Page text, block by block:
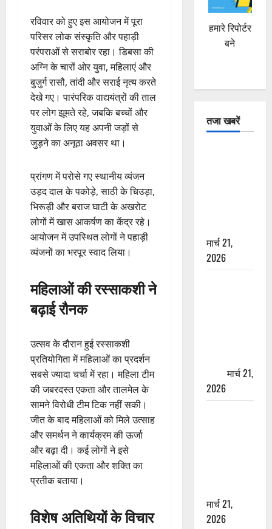
रविवार को हुए इस आयोजन में पूरा
परिसर लोक संस्कृति और पहाड़ी
परंपराओं से सराबोर रहा। डिबसा की
अग्नि के चारों ओर युवा, महिलाएं और
बुजुर्ग रासौ, तांदी और सराई नृत्य करते
देखे गए। पारंपरिक वाद्ययंत्रों की ताल
पर लोग झूमते रहे, जबकि बच्चों और
युवाओं के लिए यह अपनी जड़ों से
जुड़ने का अनूठा अवसर था।
प्रांगण में परोसे गए स्थानीय व्यंजन
उड़द दाल के पकोड़े, साठी के चिउड़ा,
भिरूड़ी और बराज घाटी के अखरोट
लोगों में खास आकर्षण का केंद्र रहे।
आयोजन में उपस्थित लोगों ने पहाड़ी
व्यंजनों का भरपूर स्वाद लिया।
महिलाओं की रस्साकशी ने
बढ़ाई रौनक
उत्सव के दौरान हुई रस्साकशी
प्रतियोगिता में महिलाओं का प्रदर्शन
सबसे ज्यादा चर्चा में रहा। महिला टीम
की जबरदस्त एकता और तालमेल के
सामने विरोधी टीम टिक नहीं सकी।
जीत के बाद महिलाओं को मिले उत्साह
और समर्थन ने कार्यक्रम की ऊर्जा
और बढ़ा दी। कई लोगों ने इसे
महिलाओं की एकता और शक्ति का
प्रतीक बताया।
विशेष अतिथियों के विचार
हमारे रिपोर्टर
बने
तजा खबरें
मार्च 21,
2026
मार्च 21,
2026
मार्च 21,
2026